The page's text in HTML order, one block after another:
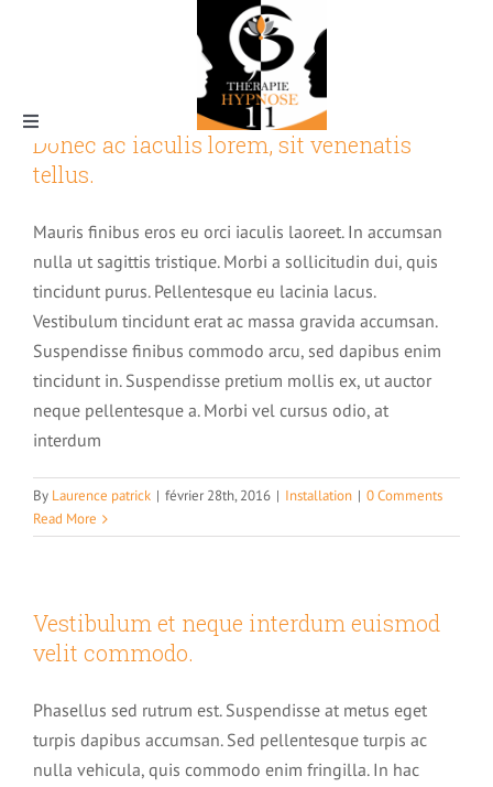
Toggle
Navigation
Formation en hypnose thérapeutique
Centre de formation à l’auto hypnose
LA THÉRAPIE
Donec ac iaculis lorem, sit venenatis
tellus.
Mauris finibus eros eu orci iaculis laoreet. In accumsan
nulla ut sagittis tristique. Morbi a sollicitudin dui, quis
tincidunt purus. Pellentesque eu lacinia lacus.
Vestibulum tincidunt erat ac massa gravida accumsan.
Suspendisse finibus commodo arcu, sed dapibus enim
tincidunt in. Suspendisse pretium mollis ex, ut auctor
neque pellentesque a. Morbi vel cursus odio, at
interdum
By Laurence patrick | février 28th, 2016 | Installation | 0 Comments
Read More
Vestibulum et neque interdum euismod
velit commodo.
Phasellus sed rutrum est. Suspendisse at metus eget
turpis dapibus accumsan. Sed pellentesque turpis ac
nulla vehicula, quis commodo enim fringilla. In hac